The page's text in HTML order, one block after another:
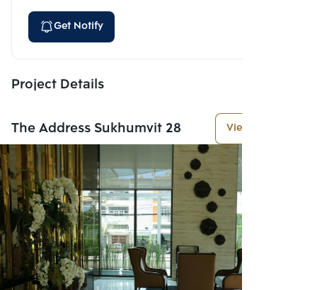
Get Notify
Project Details
The Address Sukhumvit 28 View More